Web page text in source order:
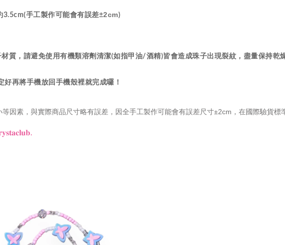
手工製作可能會有誤差±2cm)
質，請避免使用有機類溶劑清潔(如指甲油/酒精)皆會造成珠子出現裂紋，盡量保持乾
再將手機放回手機殼裡就完成囉！
因素，與實際商品尺寸略有誤差，因全手工製作可能會有誤差尺寸±2cm，在國際驗貨標